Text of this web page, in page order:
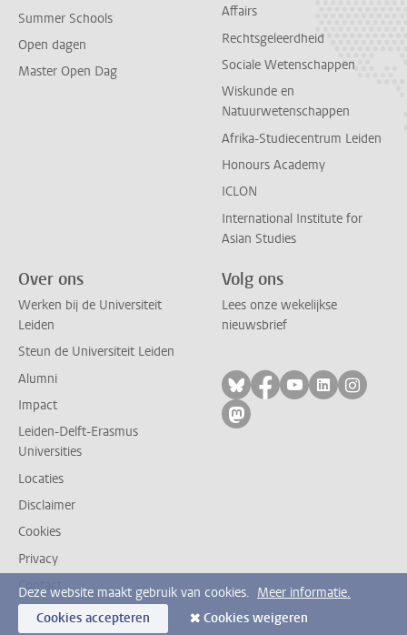
Summer Schools
Open dagen
Master Open Dag
Affairs
Rechtsgeleerdheid
Sociale Wetenschappen
Wiskunde en
Natuurwetenschappen
Afrika-Studiecentrum Leiden
Honours Academy
ICLON
International Institute for
Asian Studies
Over ons
Werken bij de Universiteit
Leiden
Steun de Universiteit Leiden
Alumni
Impact
Leiden-Delft-Erasmus
Universities
Locaties
Disclaimer
Cookies
Privacy
Contact
Volg ons
Lees onze wekelijkse
nieuwsbrief
Volg ons op bluesky
Volg ons op
Volg ons op
Volg ons
Volg
Volg ons op mastodon
Deze website maakt gebruik van cookies. Meer informatie.
Cookies accepteren
Cookies weigeren